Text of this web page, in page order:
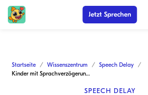
Jetzt Sprechen
Startseite Wissenszentrum
Speech Delay
Kinder mit Sprachverzögerungen unterstützen: Ein hilfreicher Ratgeber
SPEECH DELAY